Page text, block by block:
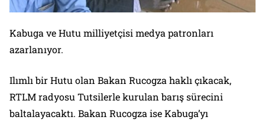
Kabuga ve Hutu milliyetçisi medya patronları
azarlanıyor.
Ilımlı bir Hutu olan Bakan Rucogza haklı çıkacak,
RTLM radyosu Tutsilerle kurulan barış sürecini
baltalayacaktı. Bakan Rucogza ise Kabuga’yı